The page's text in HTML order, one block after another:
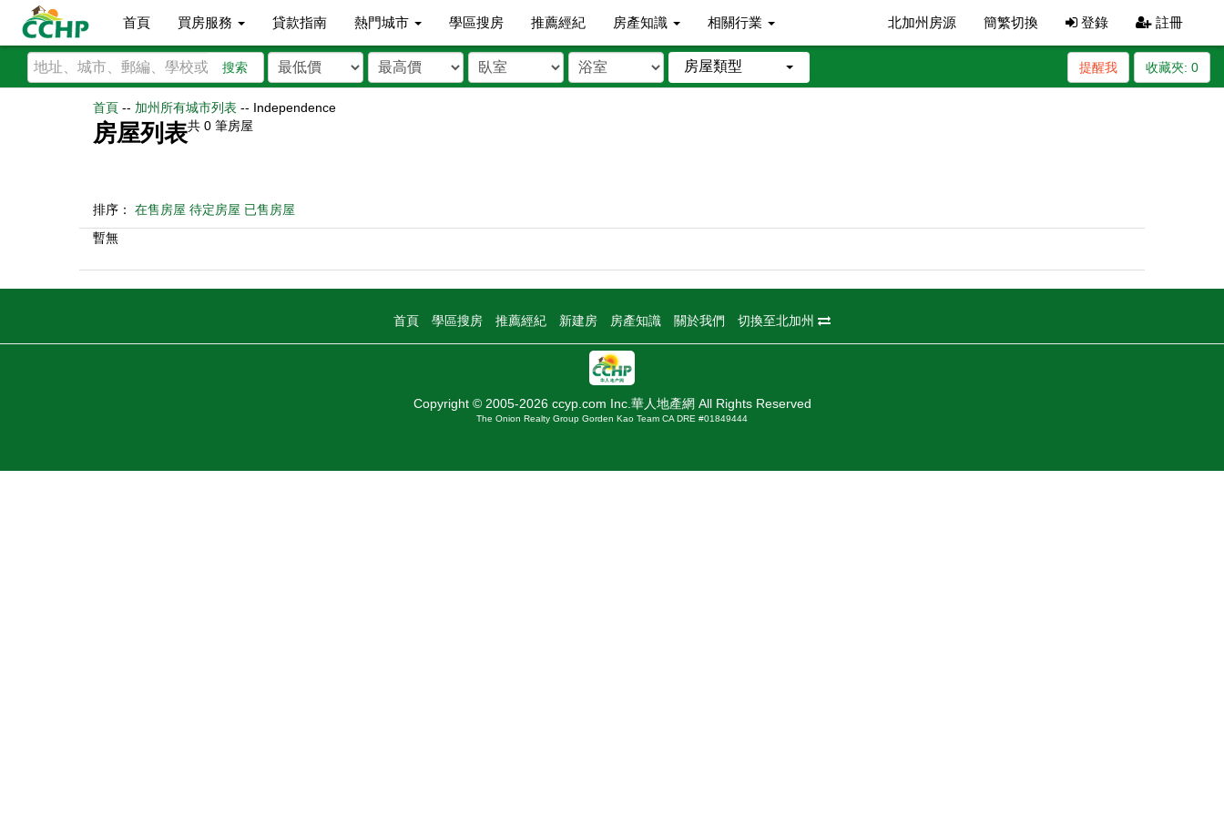
首頁 買房服務 貸款指南 熱門城市 學區搜房 推薦經紀 房產知識 相關行業 北加州房源 簡繁切換 登錄 註冊
搜索 房屋類型 收藏夾: 0
提醒我
首頁 -- 加州所有城市列表 -- Independence
房屋列表共 0 筆房屋
排序： 在售房屋 待定房屋 已售房屋
暫無
首頁 學區搜房 推薦經紀 新建房 房產知識 關於我們 切換至北加州
Copyright © 2005-2026 ccyp.com Inc.華人地產網 All Rights Reserved
The Onion Realty Group Gorden Kao Team CA DRE #01849444